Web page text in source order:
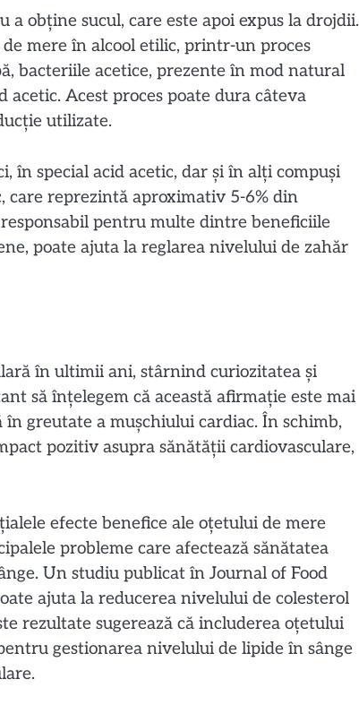
obține sucul, care este apoi expus la drojdii.
mere în alcool etilic, printr-un proces
bacteriile acetice, prezente în mod natural
Acest proces poate dura câteva
utilizate.
în special acid acetic, dar și în alți compuși
care reprezintă aproximativ 5-6% din
pentru multe dintre beneficiile
poate ajuta la reglarea nivelului de zahăr
în ultimii ani, stârnind curiozitatea și
să înțelegem că această afirmație este mai
greutate a mușchiului cardiac. În schimb,
pozitiv asupra sănătății cardiovasculare,
efecte benefice ale oțetului de mere
probleme care afectează sănătatea
Un studiu publicat în Journal of Food
ajuta la reducerea nivelului de colesterol
rezultate sugerează că includerea oțetului
gestionarea nivelului de lipide în sânge